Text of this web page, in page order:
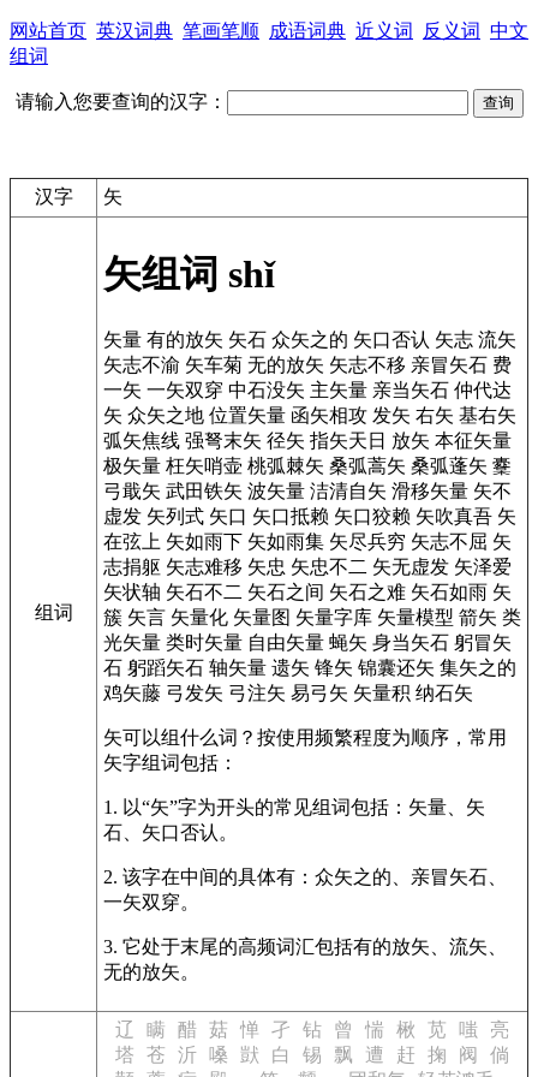
网站首页 英汉词典 笔画笔顺 成语词典 近义词 反义词 中文
组词
请输入您要查询的汉字：
汉字 矢
组词
矢组词 shǐ
矢量 有的放矢 矢石 众矢之的 矢口否认 矢志 流矢
矢志不渝 矢车菊 无的放矢 矢志不移 亲冒矢石 费
一矢 一矢双穿 中石没矢 主矢量 亲当矢石 仲代达
矢 众矢之地 位置矢量 函矢相攻 发矢 右矢 基右矢
弧矢焦线 强弩末矢 径矢 指矢天日 放矢 本征矢量
极矢量 枉矢哨壶 桃弧棘矢 桑弧蒿矢 桑弧蓬矢 櫜
弓戢矢 武田铁矢 波矢量 洁清自矢 滑移矢量 矢不
虚发 矢列式 矢口 矢口抵赖 矢口狡赖 矢吹真吾 矢
在弦上 矢如雨下 矢如雨集 矢尽兵穷 矢志不屈 矢
志捐躯 矢志难移 矢忠 矢忠不二 矢无虚发 矢泽爱
矢状轴 矢石不二 矢石之间 矢石之难 矢石如雨 矢
簇 矢言 矢量化 矢量图 矢量字库 矢量模型 箭矢 类
光矢量 类时矢量 自由矢量 蝇矢 身当矢石 躬冒矢
石 躬蹈矢石 轴矢量 遗矢 锋矢 锦囊还矢 集矢之的
鸡矢藤 弓发矢 弓注矢 易弓矢 矢量积 纳石矢
矢可以组什么词？按使用频繁程度为顺序，常用
矢字组词包括：
1. 以“矢”字为开头的常见组词包括：矢量、矢
石、矢口否认。
2. 该字在中间的具体有：众矢之的、亲冒矢石、
一矢双穿。
3. 它处于末尾的高频词汇包括有的放矢、流矢、
无的放矢。
辽 瞒 醋 菇 惮 孑 钻 曾 惴 楸 苋 嗤
亮
塔
苍 沂 嗓 獃 白 锡 飘 遭 赶 掬 阀
倘